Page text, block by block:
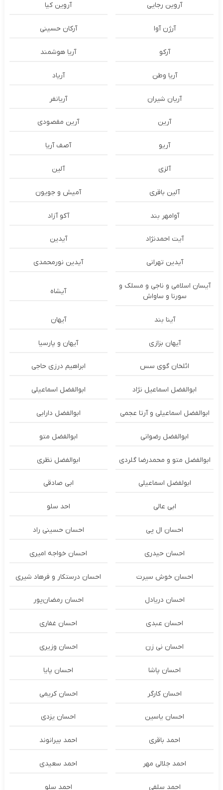
آروین رجایی آروین کیا
آرژن آوا آرکان حسینی
آرکو آریا هوشمند
آریا وطن آریاد
آریان شیران آریانفر
آرین آرین مقصودی
آریو آصف آریا
آلزی آلین
آلین باقری آمیش و جویون
آوامهر بند آکو آزاد
آیت احمدنژاد آیدین
آیدین تهرانی آیدین نورمحمدی
آیسان اسلامی و ناجی و مسلک و
سورنا و ساواش
آیشاه
آینا بند آیهان
آیهان بزازی آیهان و پارسیا
ائلخان گوی سس ابراهیم درزی حاجی
ابوالفضل اسماعیل نژاد ابوالفضل اسماعیلی
ابوالفضل اسماعیلی و آرتا عجمی ابوالفضل دارابی
ابوالفضل رضوانی ابوالفضل متو
ابوالفضل متو و محمدرضا گلردی ابوالفضل نظری
ابولفضل اسماعیلی ابی صادقی
ابی عالی احد سلو
احسان ال پی احسان حسینی راد
احسان حیدری احسان خواجه امیری
احسان خوش سیرت احسان درستكار و فرهاد شيرى
احسان دریادل احسان رمضان‌پور
احسان عبدی احسان غفاری
احسان نی زن احسان وزیری
احسان پاشا احسان پایا
احسان کارگر احسان کریمی
احسان یاسین احسان یزدی
احمد باقری احمد بیرانوند
احمد جلالی مهر احمد سعیدی
احمد سلفی احمد سلو